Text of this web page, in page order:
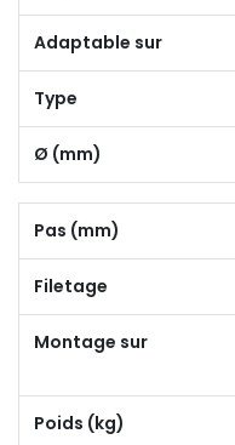
Adaptable sur
Type
Ø (mm)
Pas (mm)
Filetage
Montage sur
Poids (kg)